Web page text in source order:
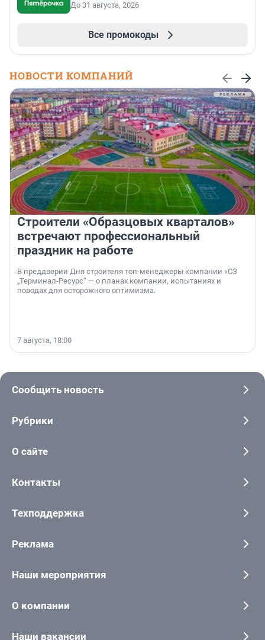
До 31 августа, 2026
Все промокоды
НОВОСТИ КОМПАНИЙ
Строители «Образцовых кварталов»
встречают профессиональный
праздник на работе
В преддверии Дня строителя топ-менеджеры компании «СЗ
„Терминал-Ресурс“ — о планах компании, испытаниях и
поводах для осторожного оптимизма.
7 августа, 18:00
Сообщить новость
Рубрики
О сайте
Контакты
Техподдержка
Реклама
Наши мероприятия
О компании
Наши вакансии